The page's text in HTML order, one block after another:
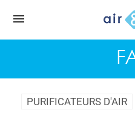
PURIFICATEURS D'AIR